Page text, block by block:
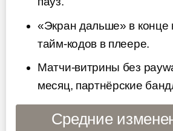
«Экран дальше» в конце
тайм-кодов в плеере.
Матчи-витрины без
месяц, партнёрские
Средние